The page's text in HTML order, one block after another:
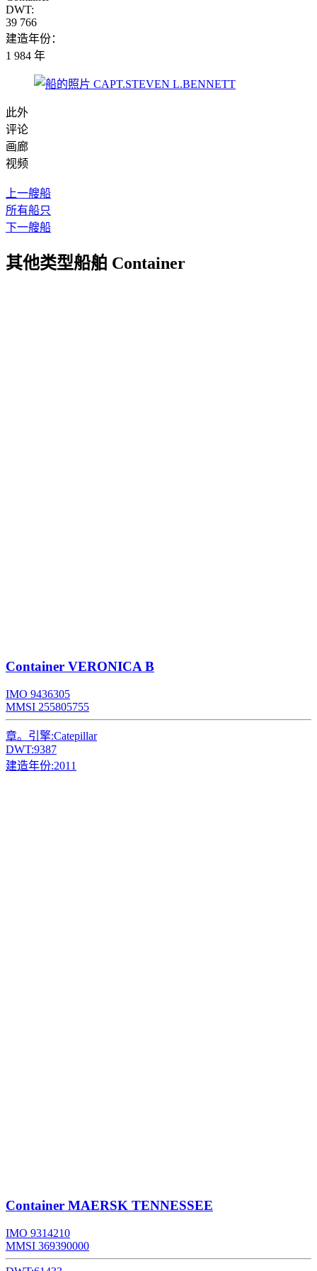
DWT:
39 766
建造年份：
1 984 年
此外
评论
画廊
视频
上一艘船
所有船只
下一艘船
其他类型船舶 Container
Container VERONICA B
IMO 9436305
MMSI 255805755
章。引擎:Catepillar
DWT:9387
建造年份:2011
Container MAERSK TENNESSEE
IMO 9314210
MMSI 369390000